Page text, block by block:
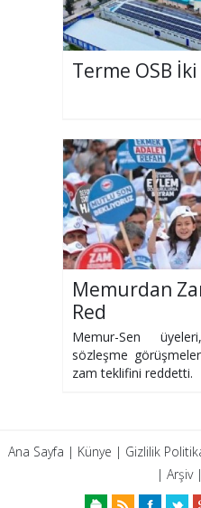
Terme OSB İki
Memurdan
Red
Memur-Sen
sözleşme
zam teklifini reddetti.
Ana Sayfa | Künye | Gizlilik
| Arşiv|